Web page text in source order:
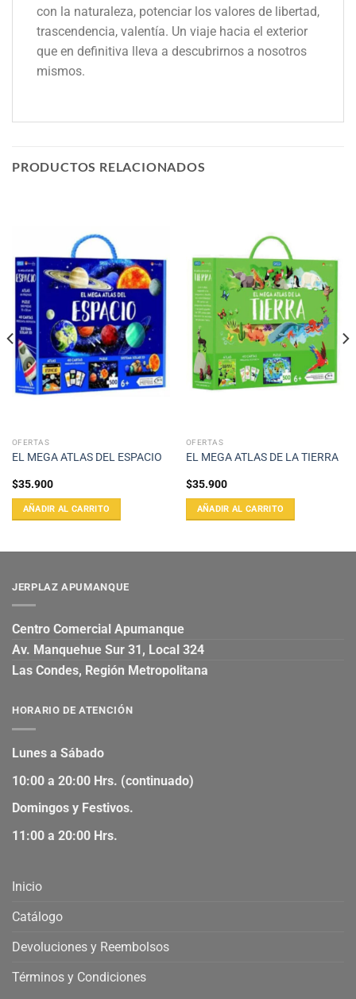
con la naturaleza, potenciar los valores de libertad,
trascendencia, valentía. Un viaje hacia el exterior
que en definitiva lleva a descubrirnos a nosotros
mismos.
PRODUCTOS RELACIONADOS
OFERTAS
EL MEGA ATLAS DEL ESPACIO
$35.900
AÑADIR AL CARRITO
OFERTAS
EL MEGA ATLAS DE LA TIERRA
$35.900
AÑADIR AL CARRITO
JERPLAZ APUMANQUE
Centro Comercial Apumanque
Av. Manquehue Sur 31, Local 324
Las Condes, Región Metropolitana
HORARIO DE ATENCIÓN
Lunes a Sábado
10:00 a 20:00 Hrs. (continuado)
Domingos y Festivos.
11:00 a 20:00 Hrs.
Inicio
Catálogo
Devoluciones y Reembolsos
Términos y Condiciones